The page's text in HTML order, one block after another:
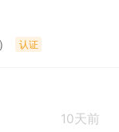
认证
10天前